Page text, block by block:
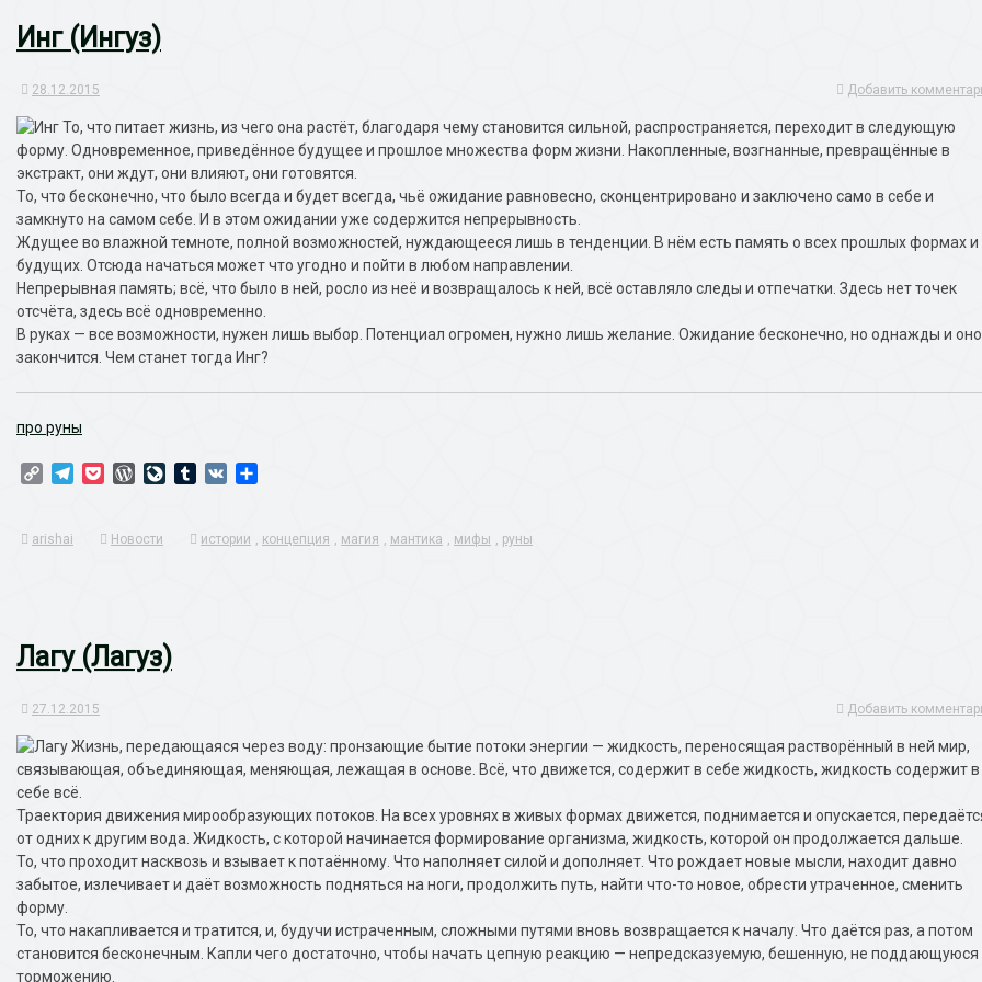
Инг (Ингуз)
28.12.2015 Добавить
То, что питает жизнь, из чего она растёт, благодаря чему становится сильной, распространяется, переходит в следующую
форму. Одновременное, приведённое будущее и прошлое множества форм жизни. Накопленные, возгнанные, превращённые в
экстракт, они ждут, они влияют, они готовятся.
То, что бесконечно, что было всегда и будет всегда, чьё ожидание равновесно, сконцентрировано и заключено само в себе и
замкнуто на самом себе. И в этом ожидании уже содержится непрерывность.
Ждущее во влажной темноте, полной возможностей, нуждающееся лишь в тенденции. В нём есть память о всех прошлых формах и
будущих. Отсюда начаться может что угодно и пойти в любом направлении.
Непрерывная память; всё, что было в ней, росло из неё и возвращалось к ней, всё оставляло следы и отпечатки. Здесь нет точек
отсчёта, здесь всё одновременно.
В руках — все возможности, нужен лишь выбор. Потенциал огромен, нужно лишь желание. Ожидание бесконечно, но однажды и оно
закончится. Чем станет тогда Инг?
про руны
Copy TelegramPocketWordPress
LiveJournal
Tumblr
VK
arishai Новости истории , концепция , магия , мантика , мифы , руны
Лагу (Лагуз)
27.12.2015 Добавить
Жизнь, передающаяся через воду: пронзающие бытие потоки энергии — жидкость, переносящая растворённый в ней мир,
связывающая, объединяющая, меняющая, лежащая в основе. Всё, что движется, содержит в себе жидкость, жидкость содержит в
себе всё.
Траектория движения мирообразующих потоков. На всех уровнях в живых формах движется, поднимается и опускается,
от одних к другим вода. Жидкость, с которой начинается формирование организма, жидкость, которой он продолжается дальше.
То, что проходит насквозь и взывает к потаённому. Что наполняет силой и дополняет. Что рождает новые мысли, находит давно
забытое, излечивает и даёт возможность подняться на ноги, продолжить путь, найти что-то новое, обрести утраченное, сменить
форму.
То, что накапливается и тратится, и, будучи истраченным, сложными путями вновь возвращается к началу. Что даётся раз, а потом
становится бесконечным. Капли чего достаточно, чтобы начать цепную реакцию — непредсказуемую, бешенную, не поддающуюся
торможению.